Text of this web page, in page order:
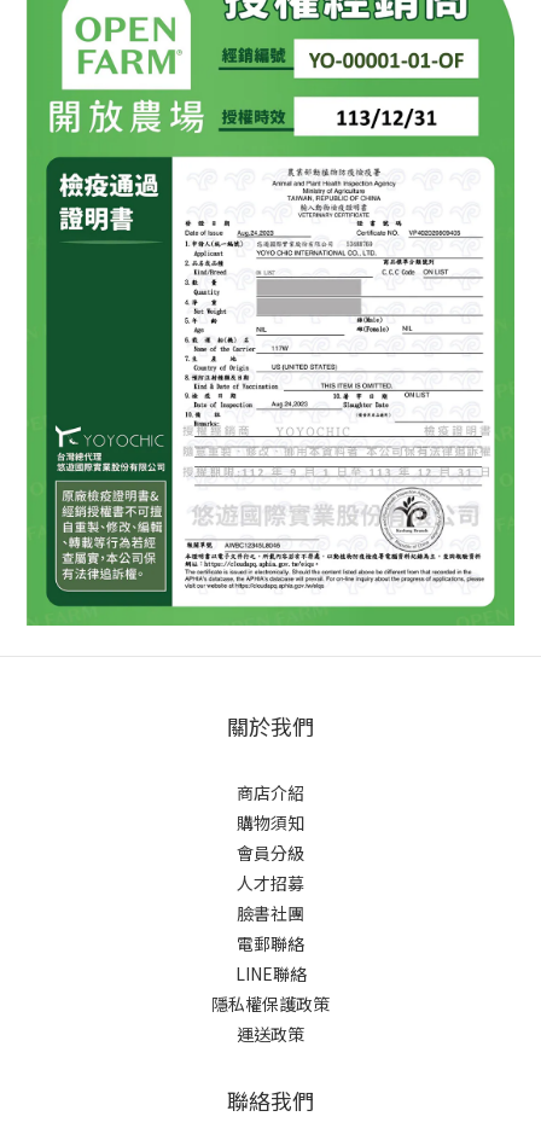
關於我們
商店介紹
購物須知
會員分級
人才招募
臉書社團
電郵聯絡
LINE聯絡
隱私權保護政策
運送政策
聯絡我們